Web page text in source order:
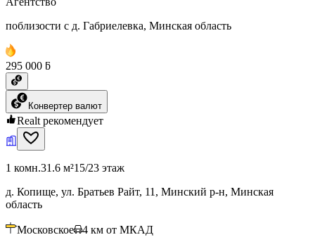
поблизости с д. Габриелевка, Минская область
295 000 ƃ
Конвертер валют
Realt рекомендует
1 комн.31.6 м²15/23 этаж
д. Копище, ул. Братьев Райт, 11, Минский р-н, Минская
область
Московское 4 км от МКАД